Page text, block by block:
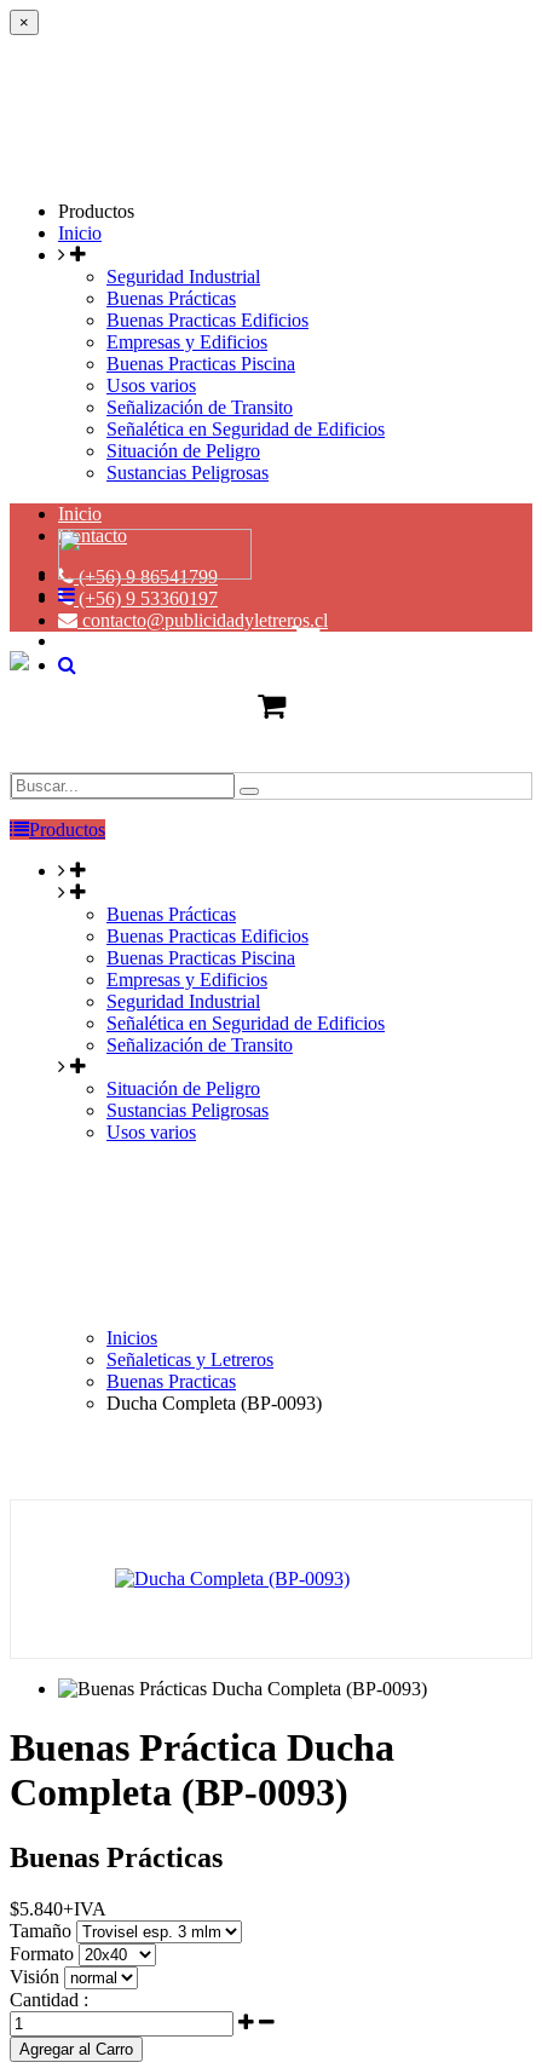
×
Productos
Inicio
Seguridad Industrial
Buenas Prácticas
Buenas Practicas Edificios
Empresas y Edificios
Buenas Practicas Piscina
Usos varios
Señalización de Transito
Señalética en Seguridad de Edificios
Situación de Peligro
Sustancias Peligrosas
Inicio
Contacto
(+56) 9 86541799
(+56) 9 53360197
contacto@publicidadyletreros.cl
Productos
Buenas Prácticas
Buenas Practicas Edificios
Buenas Practicas Piscina
Empresas y Edificios
Seguridad Industrial
Señalética en Seguridad de Edificios
Señalización de Transito
Situación de Peligro
Sustancias Peligrosas
Usos varios
Inicios
Señaleticas y Letreros
Buenas Practicas
Ducha Completa (BP-0093)
Buenas Práctica Ducha
Completa (BP-0093)
Buenas Prácticas
$5.840+IVA
Tamaño
Formato
Visión
Cantidad :
Agregar al Carro